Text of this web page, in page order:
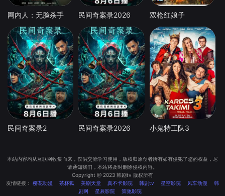
网内人：无脸杀手 民间奇案录2026 双枪红娘子
民间奇案录2 民间奇案录2026 小鬼特工队3
本站内容均从互联网收集而来，仅供交流学习使用，版权归原创者所有如有侵犯了您的权益，尽
请通知我们，本站将及时删除侵权内容。
Copyright @ 2023 韩剧tv 版权所有
友情链接： 樱花动漫 茶杯狐 美剧天堂 真不卡影院 韩剧tv 星空影院 风车动漫
韩
剧网
星辰影院 策驰影院